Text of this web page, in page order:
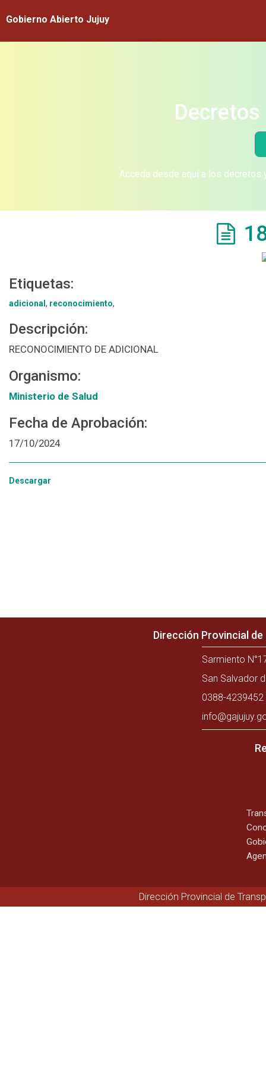
Gobierno Abierto Jujuy
Acceda desde aquí a los
Etiquetas:
adicional , reconocimiento,
Descripción:
RECONOCIMIENTO DE ADICIONAL
Organismo:
Ministerio de Salud
Fecha de Aprobación:
17/10/2024
Descargar
Dirección Provincial
Sarmiento
San Salvador
0388-
Dirección Provincial de